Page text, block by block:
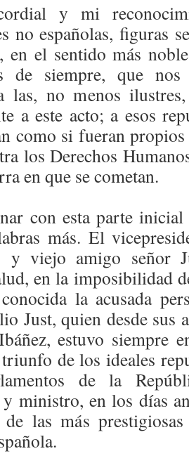
y mi
no españolas, figuras
en el sentido más
de siempre, que
las, no menos
a este acto; a esos
como si fueran
los Derechos
en que se cometan.
con esta parte
más. El
y viejo amigo señor
en la imposibilidad
la acusada
Just, quien desde sus
estuvo siempre
de los ideales
de la
y ministro, en los días
las más